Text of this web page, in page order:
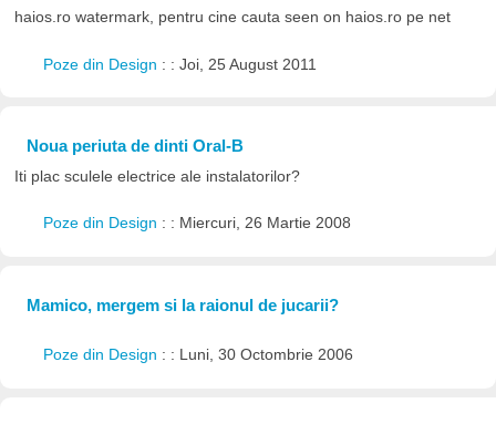
haios.ro watermark, pentru cine cauta seen on haios.ro pe net
Poze din Design : : Joi, 25 August 2011
Noua periuta de dinti Oral-B
Iti plac sculele electrice ale instalatorilor?
Poze din Design : : Miercuri, 26 Martie 2008
Mamico, mergem si la raionul de jucarii?
Poze din Design : : Luni, 30 Octombrie 2006